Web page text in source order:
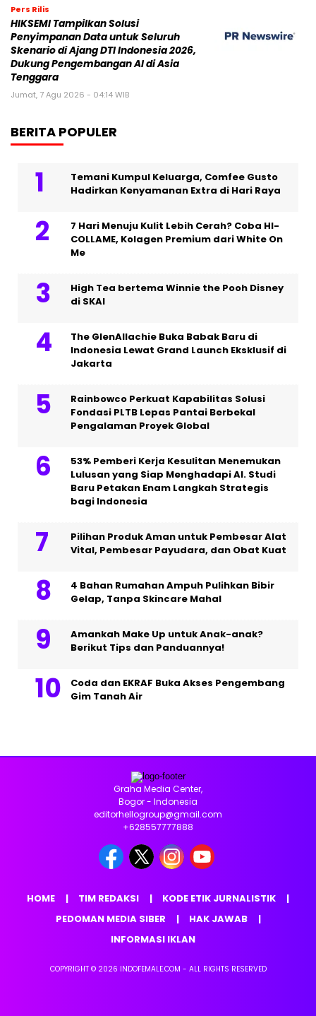
Pers Rilis
HIKSEMI Tampilkan Solusi
Penyimpanan Data untuk Seluruh
Skenario di Ajang DTI Indonesia 2026,
Dukung Pengembangan AI di Asia
Tenggara
Jumat, 7 Agu 2026 - 04:14 WIB
BERITA POPULER
Temani Kumpul Keluarga, Comfee Gusto
Hadirkan Kenyamanan Extra di Hari Raya
7 Hari Menuju Kulit Lebih Cerah? Coba HI-
COLLAME, Kolagen Premium dari White On
Me
High Tea bertema Winnie the Pooh Disney
di SKAI
The GlenAllachie Buka Babak Baru di
Indonesia Lewat Grand Launch Eksklusif di
Jakarta
Rainbowco Perkuat Kapabilitas Solusi
Fondasi PLTB Lepas Pantai Berbekal
Pengalaman Proyek Global
53% Pemberi Kerja Kesulitan Menemukan
Lulusan yang Siap Menghadapi AI. Studi
Baru Petakan Enam Langkah Strategis
bagi Indonesia
Pilihan Produk Aman untuk Pembesar Alat
Vital, Pembesar Payudara, dan Obat Kuat
4 Bahan Rumahan Ampuh Pulihkan Bibir
Gelap, Tanpa Skincare Mahal
Amankah Make Up untuk Anak-anak?
Berikut Tips dan Panduannya!
Coda dan EKRAF Buka Akses Pengembang
Gim Tanah Air
Graha Media Center,
Bogor - Indonesia
editorhellogroup@gmail.com
+628557777888
HOME TIM REDAKSI
KODE ETIK JURNALISTIK
PEDOMAN MEDIA SIBER
HAK JAWAB
INFORMASI IKLAN
COPYRIGHT © 2026 INDOFEMALE.COM - ALL RIGHTS RESERVED